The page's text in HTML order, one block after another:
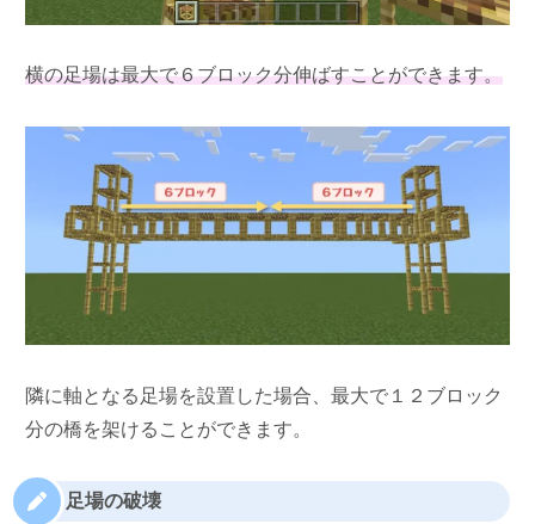
横の足場は最大で６ブロック分伸ばすことができます。
隣に軸となる足場を設置した場合、最大で１２ブロック
分の橋を架けることができます。
足場の破壊